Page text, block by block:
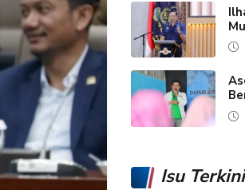
Isu Terkini